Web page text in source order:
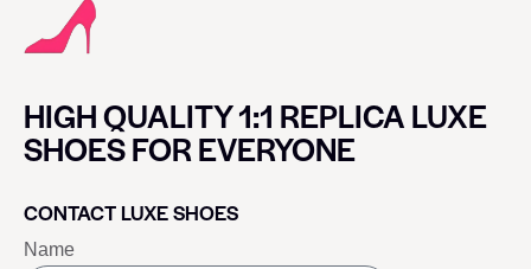
HIGH QUALITY 1:1 REPLICA LUXE
SHOES FOR EVERYONE
CONTACT LUXE SHOES
Name